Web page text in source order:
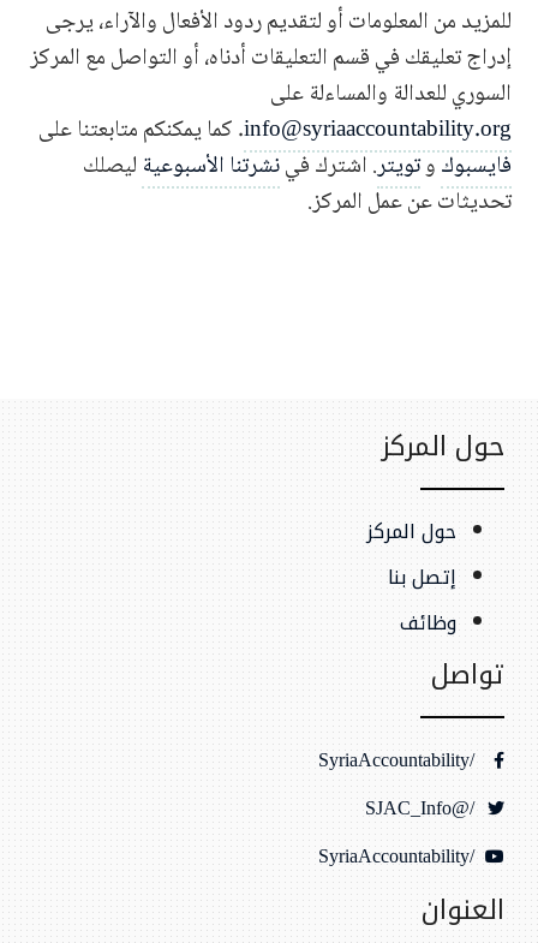
للمزيد من المعلومات أو لتقديم ردود الأفعال والآراء، يرجى
إدراج تعليقك في قسم التعليقات أدناه، أو التواصل مع المركز
السوري للعدالة والمساءلة على
info@syriaaccountability.org. كما يمكنكم متابعتنا على
فايسبوكوتويتر. اشترك فينشرتنا الأسبوعية ليصلك
تحديثات عن عمل المركز.
حول المركز
حول المركز
إتصل بنا
وظائف
تواصل
/SyriaAccountability
/@SJAC_Info
/SyriaAccountability
العنوان